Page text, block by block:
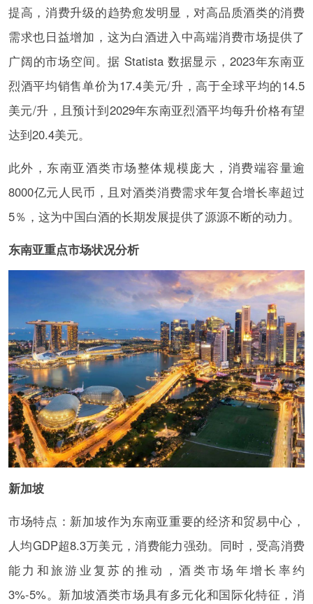
提高，消费升级的趋势愈发明显，对高品质酒类的消费
需求也日益增加，这为白酒进入中高端消费市场提供了
广阔的市场空间。据 Statista 数据显示，2023年东南亚
烈酒平均销售单价为17.4美元/升，高于全球平均的14.5
美元/升，且预计到2029年东南亚烈酒平均每升价格有望
达到20.4美元。
此外，东南亚酒类市场整体规模庞大，消费端容量逾
8000亿元人民币，且对酒类消费需求年复合增长率超过
5％，这为中国白酒的长期发展提供了源源不断的动力。
东南亚重点市场状况分析
新加坡
市场特点：新加坡作为东南亚重要的经济和贸易中心，
人均GDP超8.3万美元，消费能力强劲。同时，受高消费
能力和旅游业复苏的推动，酒类市场年增长率约
3%-5%。新加坡酒类市场具有多元化和国际化特征，消